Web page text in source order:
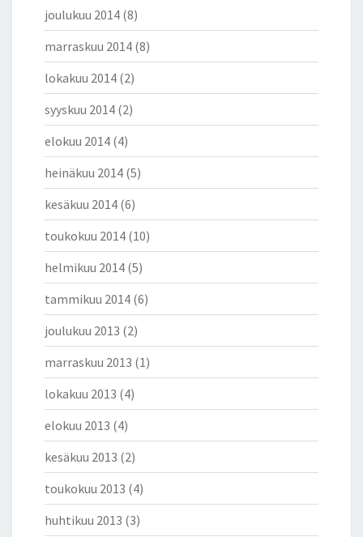
joulukuu 2014 (8)
marraskuu 2014 (8)
lokakuu 2014 (2)
syyskuu 2014 (2)
elokuu 2014 (4)
heinäkuu 2014 (5)
kesäkuu 2014 (6)
toukokuu 2014 (10)
helmikuu 2014 (5)
tammikuu 2014 (6)
joulukuu 2013 (2)
marraskuu 2013 (1)
lokakuu 2013 (4)
elokuu 2013 (4)
kesäkuu 2013 (2)
toukokuu 2013 (4)
huhtikuu 2013 (3)